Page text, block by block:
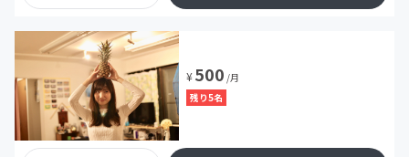
¥500 /月
残り5名